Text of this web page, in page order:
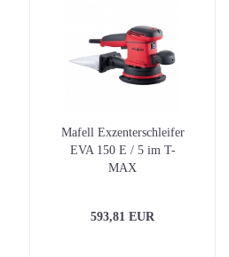
Mafell Exzenterschleifer
EVA 150 E / 5 im T-
MAX
593,81 EUR